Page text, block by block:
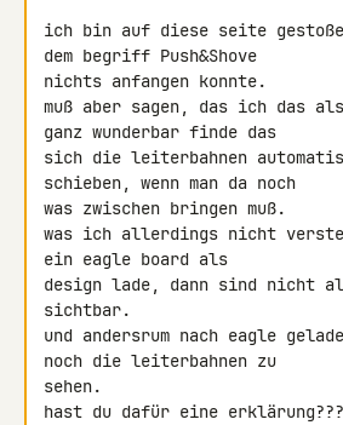
ich bin auf diese seite
dem begriff Push&Shove
nichts anfangen konnte.
muß aber sagen, das ich das
ganz wunderbar finde das
sich die leiterbahnen
schieben, wenn man da noch
was zwischen bringen muß.
was ich allerdings nicht
ein eagle board als
design lade, dann sind nicht
sichtbar.
und andersrum nach eagle
noch die leiterbahnen zu
sehen.
hast du dafür eine